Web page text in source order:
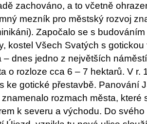
zachováno, a to včetně
mezník pro městský rozvoj
Započalo se s
kostel Všech Svatých s
– dnes jedno z největších
o rozloze cca 6 – 7 hektarů. V r.
ke gotické přestavbě. Panování
znamenalo rozmach města, které
k severu a východu. Do